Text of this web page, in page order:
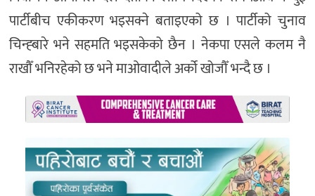
पार्टीबीच एकीकरण भइसक्ने बताइएको छ । पार्टीको चुनाव
चिन्ह्बारे भने सहमति भइसकेको छैन । नेकपा एसले कलम नै
राखौँ भनिरहेको छ भने माओवादीले अर्को खोजौँ भन्दै छ ।